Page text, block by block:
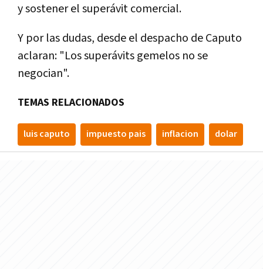
y sostener el superávit comercial.
Y por las dudas, desde el despacho de Caputo
aclaran: "Los superávits gemelos no se
negocian".
TEMAS RELACIONADOS
luis caputo impuesto pais inflacion dolar